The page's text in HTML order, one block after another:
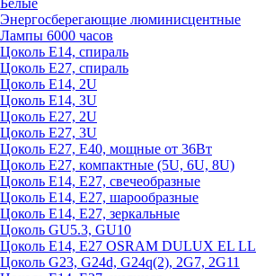
Белые
Энергосберегающие люминисцентные
Лампы 6000 часов
Цоколь Е14, спираль
Цоколь Е27, спираль
Цоколь Е14, 2U
Цоколь Е14, 3U
Цоколь Е27, 2U
Цоколь Е27, 3U
Цоколь Е27, Е40, мощные от 36Вт
Цоколь Е27, компактные (5U, 6U, 8U)
Цоколь Е14, Е27, свечеобразные
Цоколь Е14, Е27, шарообразные
Цоколь Е14, Е27, зеркальные
Цоколь GU5.3, GU10
Цоколь Е14, Е27 OSRAM DULUX EL LL
Цоколь G23, G24d, G24q(2), 2G7, 2G11